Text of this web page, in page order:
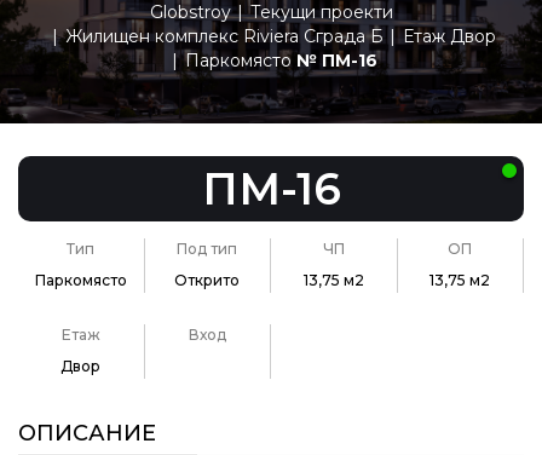
Globstroy
Текущи проекти
Жилищен комплекс Riviera Сграда Б
Етаж Двор
Паркомясто № ПМ-16
ПМ-16
Тип
Паркомясто
Под тип
Открито
ЧП
13,75 м2
ОП
13,75 м2
Етаж
Двор
Вход
ОПИСАНИЕ